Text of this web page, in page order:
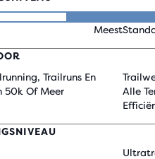
Meest
Trailruns En
50k Of Meer
Alle